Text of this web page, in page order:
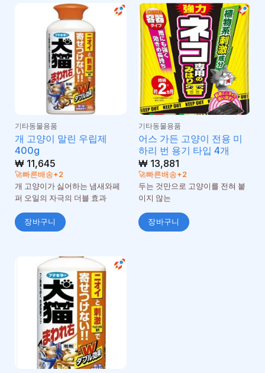
기타동물용품
개 고양이 말린 우립제
400g
₩11,645
🚀빠른배송+2
개 고양이가 싫어하는 냄새와페
퍼 오일의 자극의 더블 효과
장바구니
기타동물용품
어스 가든 고양이 전용 미
하리 번 용기 타입 4개
₩13,881
🚀빠른배송+2
두는 것만으로 고양이를 전혀 붙
이지 않는
장바구니